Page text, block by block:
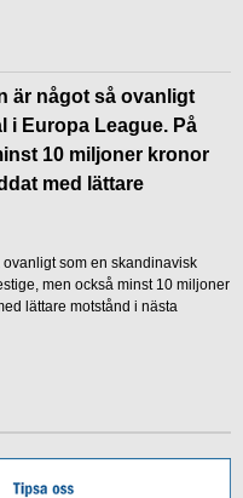
är något så ovanligt
i Europa League. På
10 miljoner kronor
med lättare
som en skandinavisk
men också minst 10 miljoner
lättare motstånd i nästa